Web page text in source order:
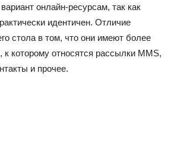
онлайн-ресурсам, так как
идентичен. Отличие
стола в том, что они имеют более
к которому относятся рассылки ММS,
и прочее.